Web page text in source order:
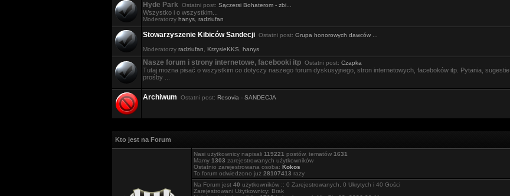
Hyde Park Ostatni post: Sączersi Bohaterom - zbi...
Wszystko i o wszystkim...
Moderatorzy hanys radziufan
Stowarzyszenie Kibiców Sandecji Ostatni post: Grupa honorowych dawców ...
Moderatorzy radziufan KrzysieKKS hanys
Nasze forum i strony internetowe, facebooki itp Ostatni post: Czapka
Tutaj można pisać o wszystkim co dotyczy naszego forum dyskusyjnego, stron internetowych, faceboków itp. Pytania, sugestie,
prośby ...
Archiwum Ostatni post: Resovia - SANDECJA
Kto jest na Forum
Nasi użytkownicy napisali 119221 postów, tematów 1631
Mamy 1303 zarejestrowanych użytkowników
Ostatnio zarejestrowana osoba: Kokos
To forum odwiedzono już 28107413 razy
Na Forum jest 40 użytkowników :: 0 Zarejestrowanych, 0 Ukrytych i 40 Gości
Zarejestrowani Użytkownicy: Brak